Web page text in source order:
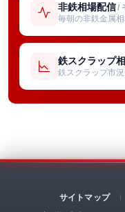
非鉄相場配信/
毎朝の非鉄金属
鉄スクラップ
鉄スクラップ市
サイトマップ